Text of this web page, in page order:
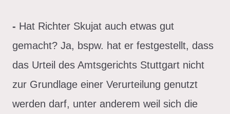
- Hat Richter Skujat auch etwas gut
gemacht? Ja, bspw. hat er festgestellt, dass
das Urteil des Amtsgerichts Stuttgart nicht
zur Grundlage einer Verurteilung genutzt
werden darf, unter anderem weil sich die